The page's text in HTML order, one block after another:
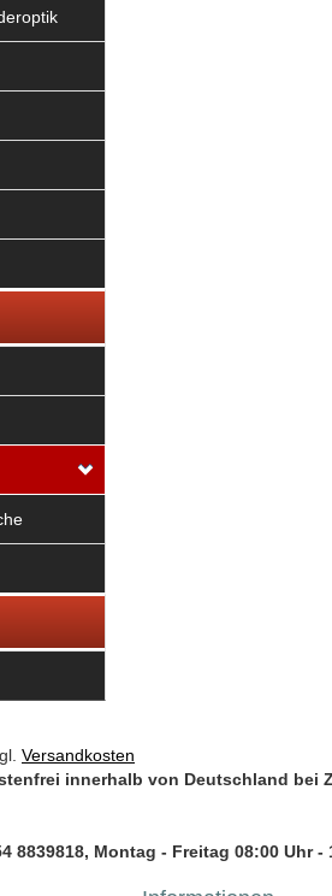
Versandkosten
innerhalb von Deutschland bei
8839818, Montag - Freitag 08:00 Uhr